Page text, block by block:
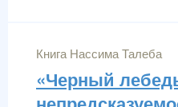
Книга Нассима Талеба
«Черный